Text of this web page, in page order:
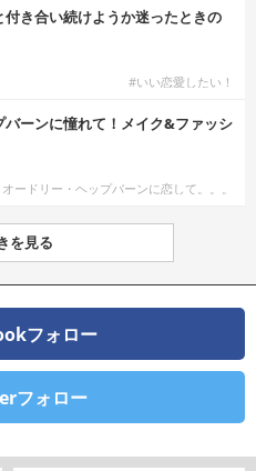
き合い続けようか迷ったときの
#いい恋愛したい！
ーンに憧れて！メイク&ファッシ
オードリー・ヘップバーンに恋して。。。
を見る
フォロー
フォロー